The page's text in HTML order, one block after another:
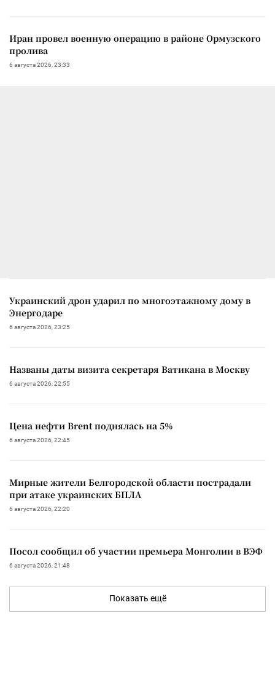
Иран провел военную операцию в районе Ормузского
пролива
6 августа 2026, 23:33
Украинский дрон ударил по многоэтажному дому в
Энергодаре
6 августа 2026, 23:25
Названы даты визита секретаря Ватикана в Москву
6 августа 2026, 22:55
Цена нефти Brent поднялась на 5%
6 августа 2026, 22:45
Мирные жители Белгородской области пострадали
при атаке украинских БПЛА
6 августа 2026, 22:20
Посол сообщил об участии премьера Монголии в ВЭФ
6 августа 2026, 21:48
Показать ещё